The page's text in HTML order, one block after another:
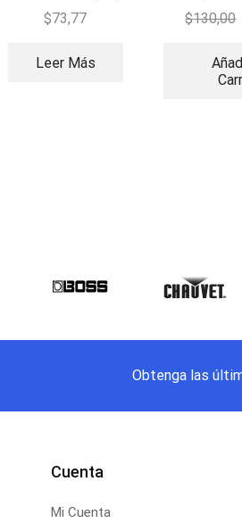
Soprano
$73,77
Leer Más
$130,00
Obtenga las
Cuenta
Mi Cuenta